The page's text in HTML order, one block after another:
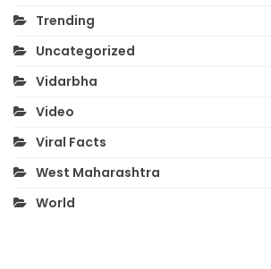
Trending
Uncategorized
Vidarbha
Video
Viral Facts
West Maharashtra
World